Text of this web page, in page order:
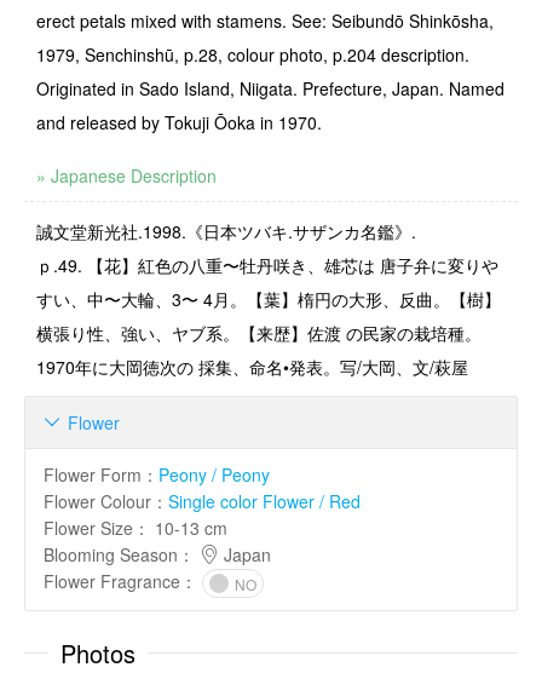
erect petals mixed with stamens. See: Seibundō Shinkōsha,
1979, Senchinshū, p.28, colour photo, p.204 description.
Originated in Sado Island, Niigata. Prefecture, Japan. Named
and released by Tokuji Ōoka in 1970.
» Japanese Description
誠文堂新光社.1998.《日本ツバキ.サザンカ名鑑》.
ｐ.49. 【花】紅色の八重〜牡丹咲き、雄芯は 唐子弁に変りや
すい、中〜大輪、3〜 4月。【葉】楕円の大形、反曲。【樹】
横張り性、強い、ヤブ系。【来歴】佐渡 の民家の栽培種。
1970年に大岡徳次の 採集、命名•発表。写/大岡、文/萩屋
Flower

Flower Form ： Peony / Peony
Flower Colour ： Single color Flower / Red
Flower Size ： 10-13 cm
Blooming Season ：
Japan
Flower Fragrance ： NO
Photos